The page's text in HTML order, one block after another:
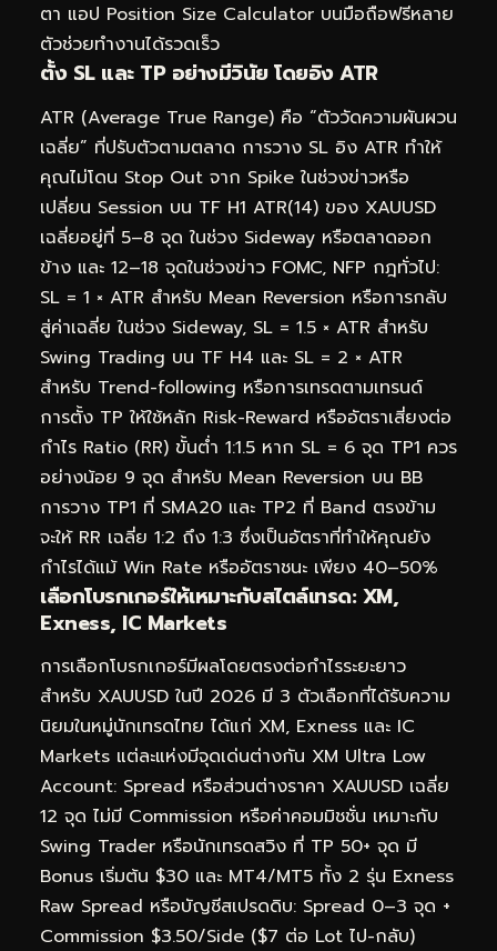
ตา แอป Position Size Calculator บนมือถือฟรีหลาย
ตัวช่วยทำงานได้รวดเร็ว
ตั้ง SL และ TP อย่างมีวินัย โดยอิง ATR
ATR (Average True Range) คือ “ตัววัดความผันผวน
เฉลี่ย” ที่ปรับตัวตามตลาด การวาง SL อิง ATR ทำให้
คุณไม่โดน Stop Out จาก Spike ในช่วงข่าวหรือ
เปลี่ยน Session บน TF H1 ATR(14) ของ XAUUSD
เฉลี่ยอยู่ที่ 5–8 จุด ในช่วง Sideway หรือตลาดออก
ข้าง และ 12–18 จุดในช่วงข่าว FOMC, NFP กฎทั่วไป:
SL = 1 × ATR สำหรับ Mean Reversion หรือการกลับ
สู่ค่าเฉลี่ย ในช่วง Sideway, SL = 1.5 × ATR สำหรับ
Swing Trading บน TF H4 และ SL = 2 × ATR
สำหรับ Trend-following หรือการเทรดตามเทรนด์
การตั้ง TP ให้ใช้หลัก Risk-Reward หรืออัตราเสี่ยงต่อ
กำไร Ratio (RR) ขั้นต่ำ 1:1.5 หาก SL = 6 จุด TP1 ควร
อย่างน้อย 9 จุด สำหรับ Mean Reversion บน BB
การวาง TP1 ที่ SMA20 และ TP2 ที่ Band ตรงข้าม
จะให้ RR เฉลี่ย 1:2 ถึง 1:3 ซึ่งเป็นอัตราที่ทำให้คุณยัง
กำไรได้แม้ Win Rate หรืออัตราชนะ เพียง 40–50%
เลือกโบรกเกอร์ให้เหมาะกับสไตล์เทรด: XM,
Exness, IC Markets
การเลือกโบรกเกอร์มีผลโดยตรงต่อกำไรระยะยาว
สำหรับ XAUUSD ในปี 2026 มี 3 ตัวเลือกที่ได้รับความ
นิยมในหมู่นักเทรดไทย ได้แก่ XM, Exness และ IC
Markets แต่ละแห่งมีจุดเด่นต่างกัน XM Ultra Low
Account: Spread หรือส่วนต่างราคา XAUUSD เฉลี่ย
12 จุด ไม่มี Commission หรือค่าคอมมิชชั่น เหมาะกับ
Swing Trader หรือนักเทรดสวิง ที่ TP 50+ จุด มี
Bonus เริ่มต้น $30 และ MT4/MT5 ทั้ง 2 รุ่น Exness
Raw Spread หรือบัญชีสเปรดดิบ: Spread 0–3 จุด +
Commission $3.50/Side ($7 ต่อ Lot ไป-กลับ)